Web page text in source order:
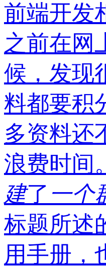
前端开发
之前在网
候，发现
料都要积
多资料还
浪费时间
建了 一个
标题所述
用手册，